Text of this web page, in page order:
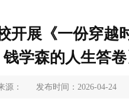
开展《一份穿
学森的人生答
源： 发布时间：2026-04-24